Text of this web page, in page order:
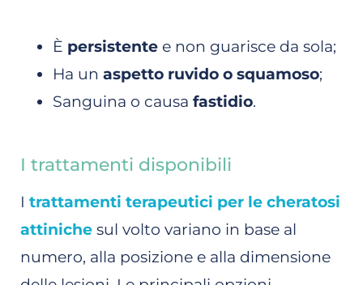
È persistente e non guarisce da sola;
Ha un aspetto ruvido o squamoso;
Sanguina o causa fastidio.
I trattamenti disponibili
I trattamenti terapeutici per le cheratosi
attiniche sul volto variano in base al
numero, alla posizione e alla dimensione